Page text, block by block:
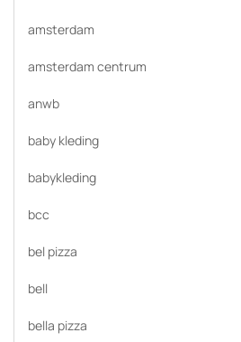
amsterdam
amsterdam centrum
anwb
baby kleding
babykleding
bcc
bel pizza
bell
bella pizza